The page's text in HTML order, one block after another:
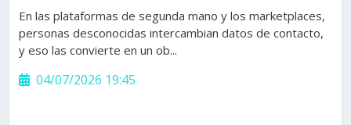
En las plataformas de segunda mano y los marketplaces,
personas desconocidas intercambian datos de contacto,
y eso las convierte en un ob...
04/07/2026 19:45